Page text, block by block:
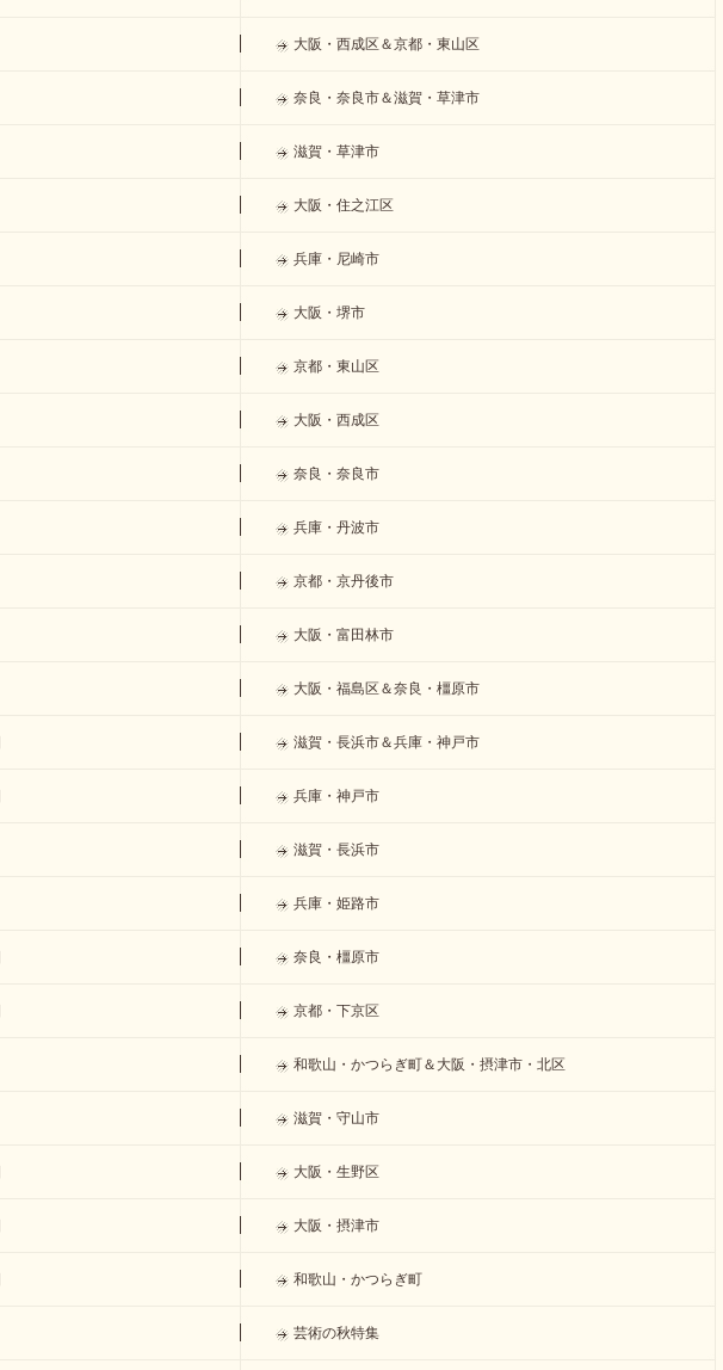
大阪・西成区＆京都・東山区
奈良・奈良市＆滋賀・草津市
滋賀・草津市
大阪・住之江区
兵庫・尼崎市
大阪・堺市
京都・東山区
大阪・西成区
奈良・奈良市
兵庫・丹波市
京都・京丹後市
大阪・富田林市
大阪・福島区＆奈良・橿原市
滋賀・長浜市＆兵庫・神戸市
兵庫・神戸市
滋賀・長浜市
兵庫・姫路市
奈良・橿原市
京都・下京区
和歌山・かつらぎ町＆大阪・摂津市・北区
滋賀・守山市
大阪・生野区
大阪・摂津市
和歌山・かつらぎ町
芸術の秋特集